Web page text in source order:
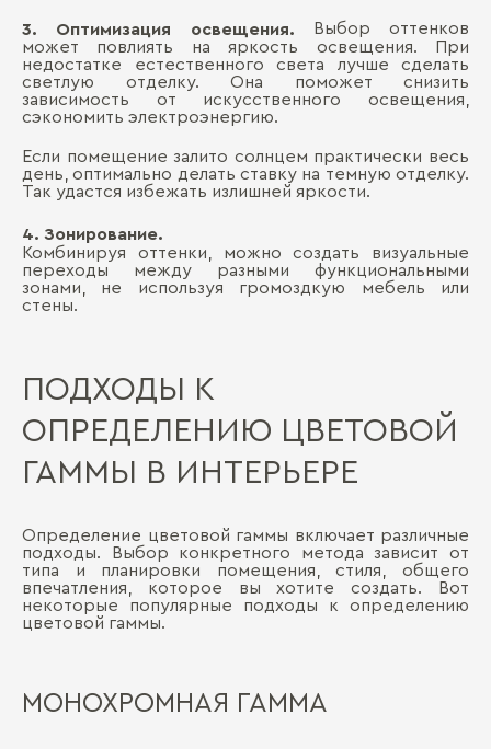
3. Оптимизация освещения. Выбор оттенков
может повлиять на яркость освещения. При
недостатке естественного света лучше сделать
светлую отделку. Она поможет снизить
зависимость от искусственного освещения,
сэкономить электроэнергию.
Если помещение залито солнцем практически весь
день, оптимально делать ставку на темную отделку.
Так удастся избежать излишней яркости.
4. Зонирование.
Комбинируя оттенки, можно создать визуальные
переходы между разными функциональными
зонами, не используя громоздкую мебель или
стены.
ПОДХОДЫ К
ОПРЕДЕЛЕНИЮ ЦВЕТОВОЙ
ГАММЫ В ИНТЕРЬЕРЕ
Определение цветовой гаммы включает различные
подходы. Выбор конкретного метода зависит от
типа и планировки помещения, стиля, общего
впечатления, которое вы хотите создать. Вот
некоторые популярные подходы к определению
цветовой гаммы.
МОНОХРОМНАЯ ГАММА